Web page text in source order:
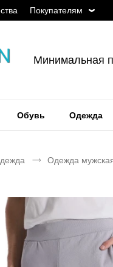
Покупателям
Минимальная
Обувь Одежда
Одежда